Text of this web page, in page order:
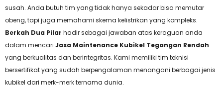
susah. Anda butuh tim yang tidak hanya sekadar bisa memutar
obeng, tapi juga memahami skema kelistrikan yang kompleks.
Berkah Dua Pilar hadir sebagai jawaban atas keraguan anda
dalam mencari Jasa Maintenance Kubikel Tegangan Rendah
yang berkualitas dan berintegritas. Kami memiliki tim teknisi
bersertifikat yang sudah berpengalaman menangani berbagai jenis
kubikel dari merk-merk ternama dunia.